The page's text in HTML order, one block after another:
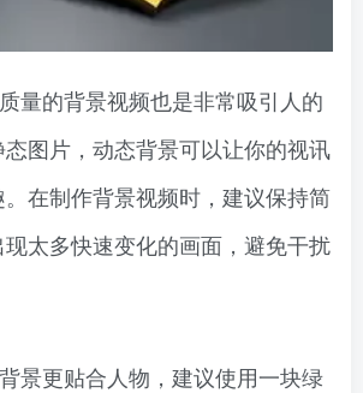
量的背景视频也是非常吸引人的
图片，动态背景可以让你的视讯
在制作背景视频时，建议保持简
太多快速变化的画面，避免干扰
景更贴合人物，建议使用一块绿